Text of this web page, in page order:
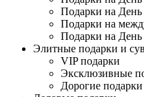
Подарки на День
Подарки на
Подарки на
Элитные подарки и
VIP подарки
Эксклюзивные
Дорогие